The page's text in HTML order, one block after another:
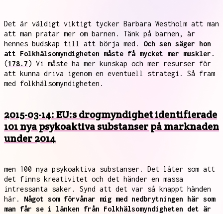
Det är väldigt viktigt tycker Barbara Westholm att man
att man pratar mer om barnen. Tänk på barnen, är
hennes budskap till att börja med. Och sen säger hon
att Folkhälsomyndigheten måste få mycket mer muskler.
(178.7) Vi måste ha mer kunskap och mer resurser för
att kunna driva igenom en eventuell strategi. Så fram
med folkhälsomyndigheten.
2015-03-14: EU:s drogmyndighet identifierade
101 nya psykoaktiva substanser på marknaden
under 2014
men 100 nya psykoaktiva substanser. Det låter som att
det finns kreativitet och det händer en massa
intressanta saker. Synd att det var så knappt händen
här. Något som förvånar mig med nedbrytningen här som
man får se i länken från Folkhälsomyndigheten det är